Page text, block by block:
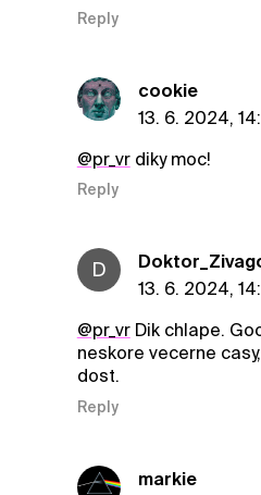
Reply
cookie
13. 6. 2024,
@pr_vrdiky moc!
Reply
D
13. 6. 2024,
@pr_vrDik chlape.
neskore vecerne
dost.
Reply
markie